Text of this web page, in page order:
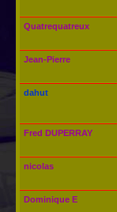
Quatrequatreux
Jean-Pierre
dahut
Fred DUPERRAY
nicolas
Dominique E